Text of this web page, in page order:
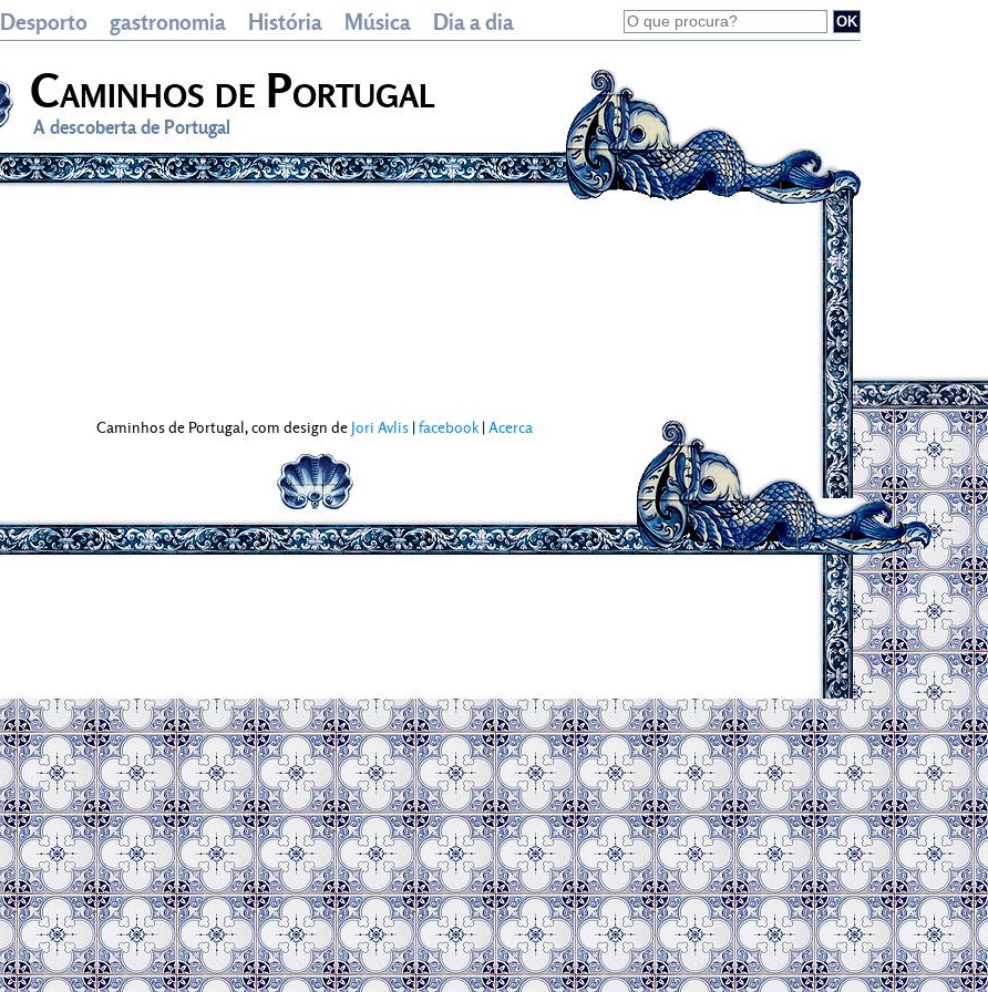
Caminhos de Portugal
A descoberta de Portugal
Desporto gastronomia História Música Dia a dia
Caminhos de Portugal, com design de Jori Avlis | facebook | Acerca